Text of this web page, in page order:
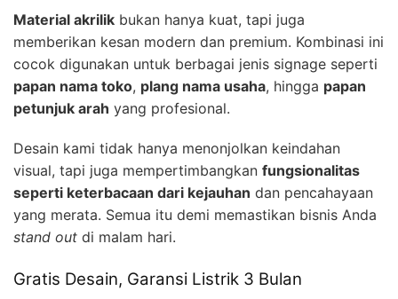
Material akrilik bukan hanya kuat, tapi juga
memberikan kesan modern dan premium. Kombinasi ini
cocok digunakan untuk berbagai jenis signage seperti
papan nama toko, plang nama usaha, hingga papan
petunjuk arah yang profesional.
Desain kami tidak hanya menonjolkan keindahan
visual, tapi juga mempertimbangkan fungsionalitas
seperti keterbacaan dari kejauhan dan pencahayaan
yang merata. Semua itu demi memastikan bisnis Anda
stand out di malam hari.
Gratis Desain, Garansi Listrik 3 Bulan